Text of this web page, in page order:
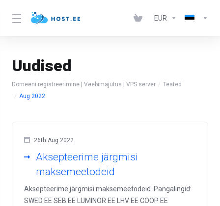
EUR
Uudised
Domeeni registreerimine | Veebimajutus | VPS server
Teated
Aug 2022
26th Aug 2022
Aksepteerime järgmisi
maksemeetodeid
Aksepteerime järgmisi maksemeetodeid. Pangalingid:
SWED EE SEB EE LUMINOR EE LHV EE COOP EE